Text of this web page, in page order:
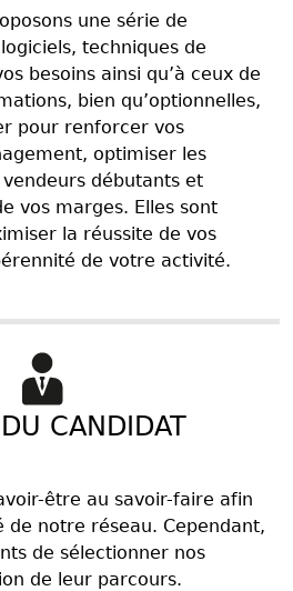
une série de
techniques de
besoins ainsi qu’à ceux de
bien qu’optionnelles,
pour renforcer vos
optimiser les
débutants et
vos marges. Elles sont
la réussite de vos
de votre activité.
CANDIDAT
être au savoir-faire afin
de notre réseau. Cependant,
de sélectionner nos
de leur parcours.